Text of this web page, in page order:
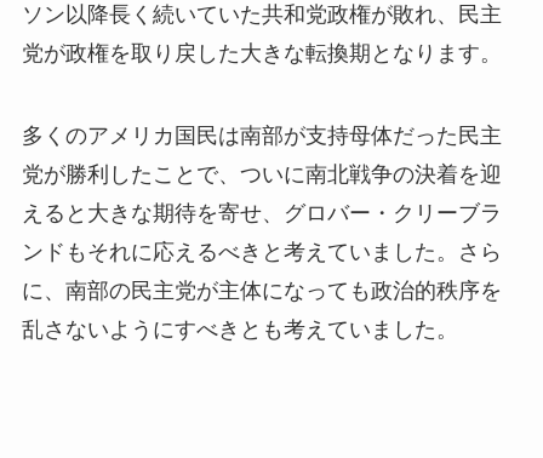
ソン以降長く続いていた共和党政権が敗れ、民主
党が政権を取り戻した大きな転換期となります。
多くのアメリカ国民は南部が支持母体だった民主
党が勝利したことで、ついに南北戦争の決着を迎
えると大きな期待を寄せ、グロバー・クリーブラ
ンドもそれに応えるべきと考えていました。さら
に、南部の民主党が主体になっても政治的秩序を
乱さないようにすべきとも考えていました。